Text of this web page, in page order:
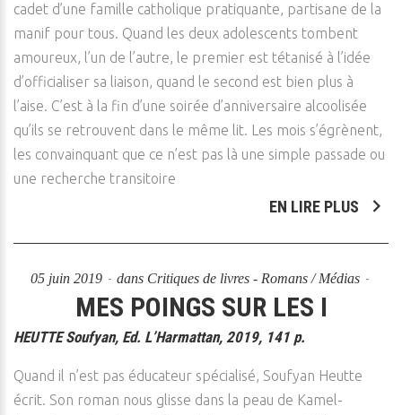
cadet d’une famille catholique pratiquante, partisane de la
manif pour tous. Quand les deux adolescents tombent
amoureux, l’un de l’autre, le premier est tétanisé à l’idée
d’officialiser sa liaison, quand le second est bien plus à
l’aise. C’est à la fin d’une soirée d’anniversaire alcoolisée
qu’ils se retrouvent dans le même lit. Les mois s’égrènent,
les convainquant que ce n’est pas là une simple passade ou
une recherche transitoire
EN LIRE PLUS
05 juin 2019 dans Critiques de livres - Romans / Médias
MES POINGS SUR LES I
HEUTTE Soufyan, Ed. L’Harmattan, 2019, 141 p.
Quand il n’est pas éducateur spécialisé, Soufyan Heutte
écrit. Son roman nous glisse dans la peau de Kamel-